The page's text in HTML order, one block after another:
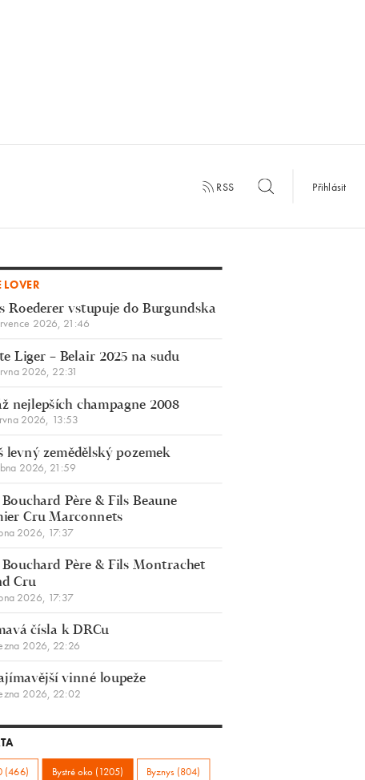
RSS Přihlásit
LOVER
Roederer vstupuje do Burgundska
2026, 21:46
Liger – Belair 2025 na sudu
2026, 22:31
nejlepších champagne 2008
2026, 13:53
levný zemědělský pozemek
2026, 21:59
Bouchard Père & Fils Beaune
Cru Marconnets
2026, 17:37
Bouchard Père & Fils Montrachet
Cru
2026, 17:37
čísla k DRCu
2026, 22:26
vinné loupeže
2026, 22:02
(466) Bystré oko (1205) Byznys (804)